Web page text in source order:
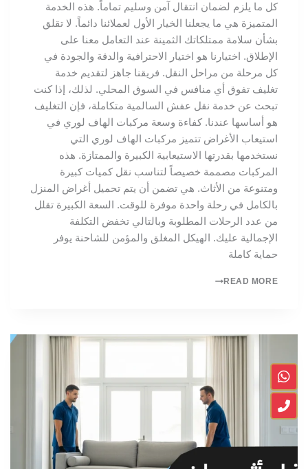
كل ما يلزم لضمان انتقال آمن وسليم تماماً. هذه الخدمة
المتميزة هي ما يجعلنا الخيار الأول لعملائنا دائماً. لا تقلق
بشأن سلامة ممتلكاتك الثمينة عند التعامل معنا على
الإطلاق. اختيارنا هو اختيار الاحترافية والدقة والجودة في
كل مرحلة من مراحل النقل. فريقنا جاهز لتقديم خدمة
تغليف تفوق أي منافس في السوق المحلي. لذلك، إذا كنت
تبحث عن خدمة نقل عفش السالمية متكاملة، فإن التغليف
هو أساسها عندنا. كفاءة وسعة مركبات الهاف لوري في
استيعاب الأغراض تتميز مركبات الهاف لوري التي
نستخدمها بقدرتها الاستيعابية الكبيرة والممتازة. هذه
المركبات مصممة خصيصاً لتناسب نقل كميات كبيرة
ومتنوعة من الأثاث. هي تضمن أن يتم تحميل أغراض المنزل
بالكامل في رحلة واحدة موفرة للوقت. السعة الكبيرة تقلل
من عدد الرحلات المطلوبة وبالتالي تخفض التكلفة
الإجمالية عليك. الهيكل المغلق والمؤمن للشاحنة يوفر
حماية كاملة
READ MORE